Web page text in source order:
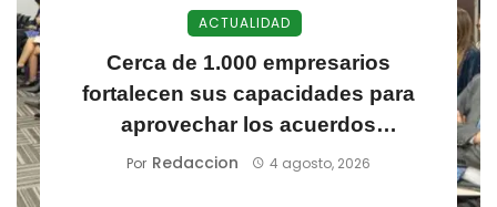
ACTUALIDAD
Cerca de 1.000 empresarios
fortalecen sus capacidades para
aprovechar los acuerdos
comerciales de Colombia
Por Redaccion 4 agosto, 2026